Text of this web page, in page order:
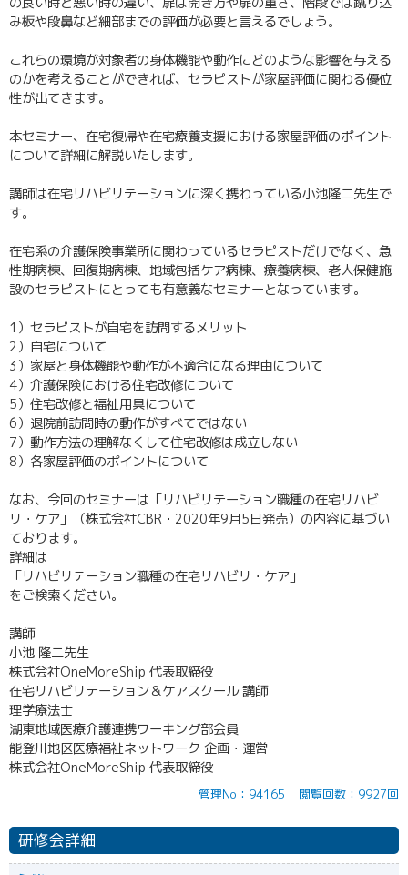
み板や段鼻など細部までの評価が必要と言えるでしょう。
これらの環境が対象者の身体機能や動作にどのような影響を与える
のかを考えることができれば、セラピストが家屋評価に関わる優位
性が出てきます。
本セミナー、在宅復帰や在宅療養支援における家屋評価のポイント
について詳細に解説いたします。
講師は在宅リハビリテーションに深く携わっている小池隆二先生で
す。
在宅系の介護保険事業所に関わっているセラピストだけでなく、急
性期病棟、回復期病棟、地域包括ケア病棟、療養病棟、老人保健施
設のセラピストにとっても有意義なセミナーとなっています。
1）セラピストが自宅を訪問するメリット
2）自宅について
3）家屋と身体機能や動作が不適合になる理由について
4）介護保険における住宅改修について
5）住宅改修と福祉用具について
6）退院前訪問時の動作がすべてではない
7）動作方法の理解なくして住宅改修は成立しない
8）各家屋評価のポイントについて
なお、今回のセミナーは「リハビリテーション職種の在宅リハビ
リ・ケア」（株式会社CBR・2020年9月5日発売）の内容に基づい
ております。
詳細は
「リハビリテーション職種の在宅リハビリ・ケア」
をご検索ください。
講師
小池 隆二先生
株式会社OneMoreShip 代表取締役
在宅リハビリテーション＆ケアスクール 講師
理学療法士
湖東地域医療介護連携ワーキング部会員
能登川地区医療福祉ネットワーク 企画・運営
株式会社OneMoreShip 代表取締役
管理No：94165 閲覧回数：9927回
研修会詳細